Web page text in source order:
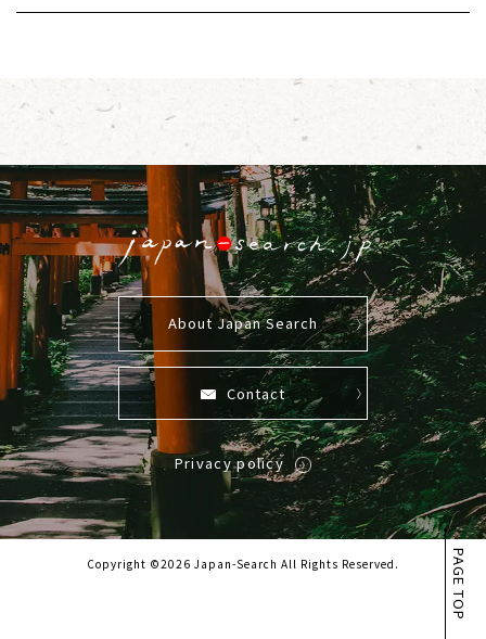
PAGE TOP
About Japan Search
Contact
Privacy policy
Copyright ©2026 Japan-Search All Rights Reserved.